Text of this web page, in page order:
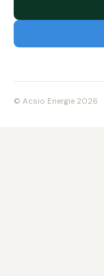
© Acsio Energie 2026